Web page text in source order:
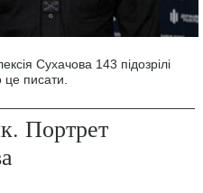
Сухачова 143 підозрілі
писати.
Портрет